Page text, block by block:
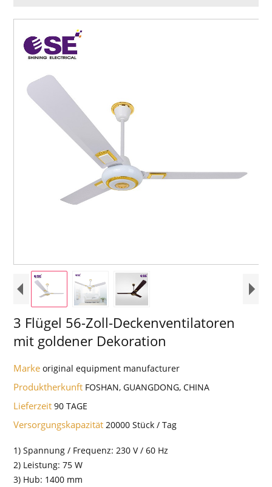
3 Flügel 56-Zoll-Deckenventilatoren
mit goldener Dekoration
Markeoriginal equipment manufacturer
Produktherkunft FOSHAN, GUANGDONG, CHINA
Lieferzeit90 TAGE
Versorgungskapazität 20000 Stück / Tag
1) Spannung / Frequenz: 230 V / 60 Hz
2) Leistung: 75 W
3) Hub: 1400 mm